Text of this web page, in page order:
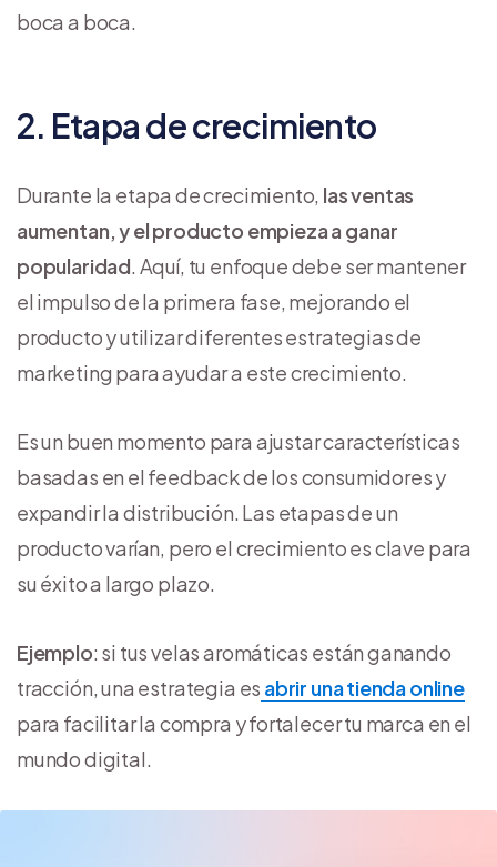
boca a boca.
2. Etapa de crecimiento
Durante la etapa de crecimiento, las ventas
aumentan, y el producto empieza a ganar
popularidad . Aquí, tu enfoque debe ser mantener
el impulso de la primera fase, mejorando el
producto y utilizar diferentes estrategias de
marketing para ayudar a este crecimiento.
Es un buen momento para ajustar características
basadas en el feedback de los consumidores y
expandir la distribución. Las etapas de un
producto varían, pero el crecimiento es clave para
su éxito a largo plazo.
Ejemplo: si tus velas aromáticas están ganando
tracción, una estrategia es abrir una tienda online
para facilitar la compra y fortalecer tu marca en el
mundo digital.